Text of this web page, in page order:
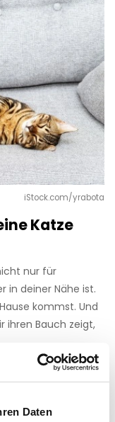
Daten
iStock.com/yrabota
Katze
nur für
in deiner Nähe ist.
kommst. Und
ihren Bauch zeigt,
interessieren: